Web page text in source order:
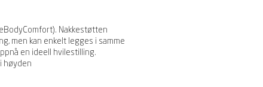
Nakkestøtten
men kan enkelt legges i samme
en ideell hvilestilling.
høyden